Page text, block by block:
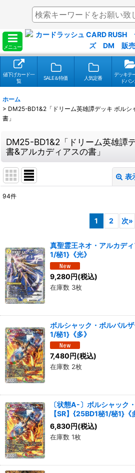
メニュー
値下げカード一
覧
SALE＆特価 人気定番
デッキテ
ドバ
ホーム
> DM25-BD1&2「ドリーム英雄譚デッキ ボルシ
書」
DM25-BD1&2「ドリーム英雄譚
書&アルカディアスの書」
表
94件
1 2 次»
真聖霊王ネオ・アルカデ
1/秘1}《光》
9,280円(税込)
在庫数 3枚
ボルシャック・ボルバル
1/秘1}《多》
7,480円(税込)
在庫数 2枚
〔状態A-〕ボルシャック
【SR】{25BD1秘1/秘1}《
6,830円(税込)
在庫数 1枚